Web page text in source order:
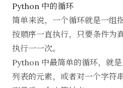
Python 中的循环
简单来说，一个循环就是一组
按顺序一直执行，只要条件为
执行一一次。
Python 中最简单的循环，就
列表的元素，或者对一个字符